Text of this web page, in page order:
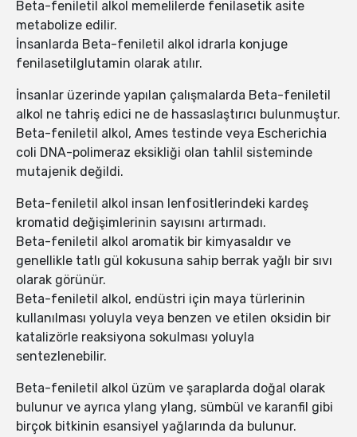
Beta-feniletil alkol memelilerde fenilasetik asite
metabolize edilir.
İnsanlarda Beta-feniletil alkol idrarla konjuge
fenilasetilglutamin olarak atılır.
İnsanlar üzerinde yapılan çalışmalarda Beta-feniletil
alkol ne tahriş edici ne de hassaslaştırıcı bulunmuştur.
Beta-feniletil alkol, Ames testinde veya Escherichia
coli DNA-polimeraz eksikliği olan tahlil sisteminde
mutajenik değildi.
Beta-feniletil alkol insan lenfositlerindeki kardeş
kromatid değişimlerinin sayısını artırmadı.
Beta-feniletil alkol aromatik bir kimyasaldır ve
genellikle tatlı gül kokusuna sahip berrak yağlı bir sıvı
olarak görünür.
Beta-feniletil alkol, endüstri için maya türlerinin
kullanılması yoluyla veya benzen ve etilen oksidin bir
katalizörle reaksiyona sokulması yoluyla
sentezlenebilir.
Beta-feniletil alkol üzüm ve şaraplarda doğal olarak
bulunur ve ayrıca ylang ylang, sümbül ve karanfil gibi
birçok bitkinin esansiyel yağlarında da bulunur.